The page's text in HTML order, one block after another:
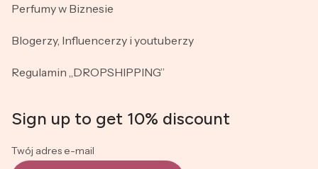
Perfumy w Biznesie
Blogerzy, Influencerzy i youtuberzy
Regulamin „DROPSHIPPING”
Sign up to get 10% discount
Twój adres e-mail